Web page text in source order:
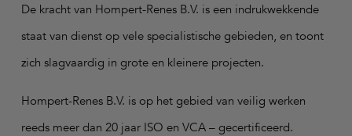
De kracht van Hompert-Renes B.V. is een indrukwekkende
staat van dienst op vele specialistische gebieden, en toont
zich slagvaardig in grote en kleinere projecten.
Hompert-Renes B.V. is op het gebied van veilig werken
reeds meer dan 20 jaar ISO en VCA – gecertificeerd.